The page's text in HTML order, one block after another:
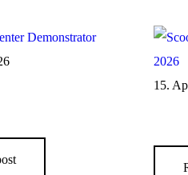
15.